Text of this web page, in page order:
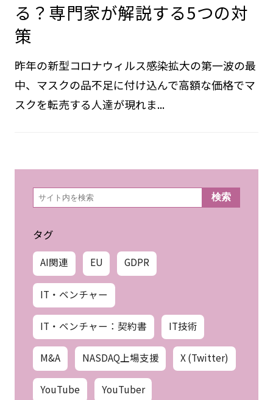
る？専門家が解説する5つの対
策
昨年の新型コロナウィルス感染拡大の第一波の最
中、マスクの品不足に付け込んで高額な価格でマ
スクを転売する人達が現れま...
検
索 検索
タグ
AI関連 EU GDPR
IT・ベンチャー
IT・ベンチャー：契約書 IT技術
M&A NASDAQ上場支援 X (Twitter)
YouTube YouTuber